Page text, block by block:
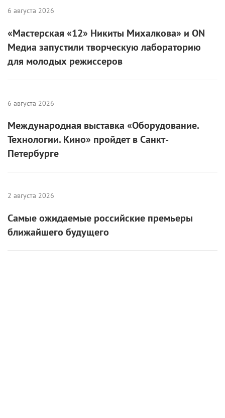
6 августа 2026
«Мастерская «12» Никиты Михалкова» и ON
Медиа запустили творческую лабораторию
для молодых режиссеров
6 августа 2026
Международная выставка «Оборудование.
Технологии. Кино» пройдет в Санкт-
Петербурге
2 августа 2026
Самые ожидаемые российские премьеры
ближайшего будущего